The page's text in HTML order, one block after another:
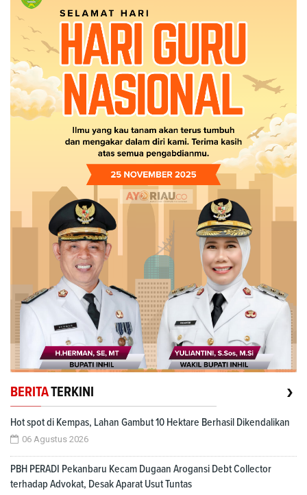
BERITATERKINI ›
Hot spot di Kempas, Lahan Gambut 10 Hektare Berhasil Dikendalikan
06 Agustus 2026
PBH PERADI Pekanbaru Kecam Dugaan Arogansi Debt Collector
terhadap Advokat, Desak Aparat Usut Tuntas